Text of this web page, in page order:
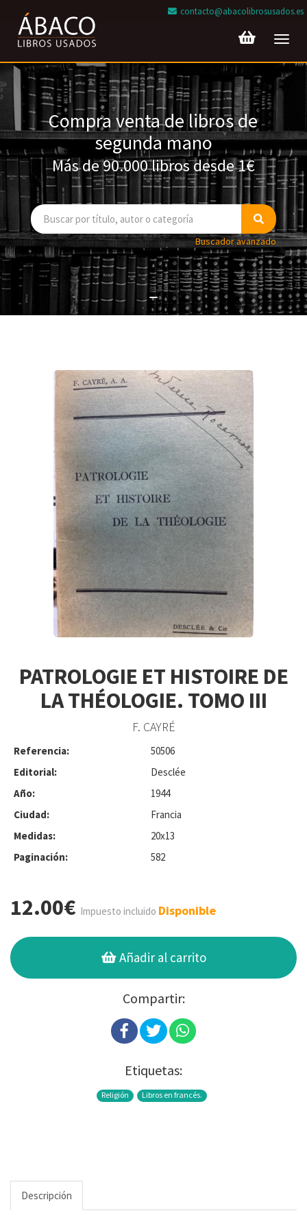
contacto@abacolibrosusados.es
Compra venta de libros de
segunda mano
Más de 90.000 libros desde 1€
Buscador avanzado
PATROLOGIE ET HISTOIRE DE
LA THÉOLOGIE. TOMO III
F. CAYRÉ
Referencia:
50506
Editorial:
Desclée
Año:
1944
Ciudad:
Francia
Medidas:
20x13
Paginación:
582
12.00€ Impuesto incluido Disponible
Añadir al carrito
Compartir:
Etiquetas:
Religión Libros en francés.
Descripción